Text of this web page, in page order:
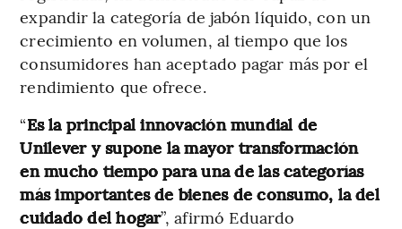
expandir la categoría de jabón líquido, con un
crecimiento en volumen, al tiempo que los
consumidores han aceptado pagar más por el
rendimiento que ofrece.
“Es la principal innovación mundial de
Unilever y supone la mayor transformación
en mucho tiempo para una de las categorías
más importantes de bienes de consumo, la del
cuidado del hogar”, afirmó Eduardo